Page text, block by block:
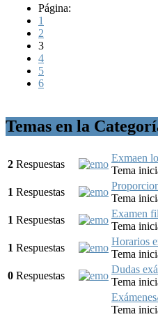
Página:
1
2
3
4
5
6
Temas en la
2 Respuestas
Exmaen
Tema
1 Respuestas
Tema
1 Respuestas
Examen
Tema
1 Respuestas
Horarios
Tema
0 Respuestas
Dudas
Tema
Tema